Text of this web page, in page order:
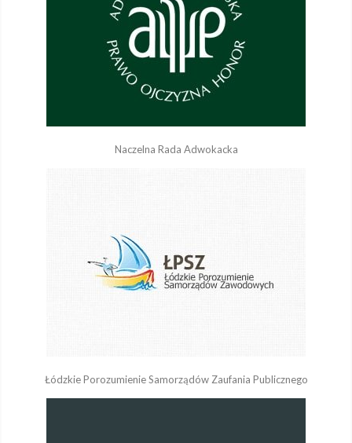
Naczelna Rada Adwokacka
Łódzkie Porozumienie Samorządów Zaufania Publicznego